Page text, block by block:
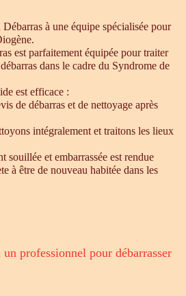
à une équipe spécialisée pour
est parfaitement équipée pour traiter
dans le cadre du Syndrome de
est efficace :
de débarras et de nettoyage après
intégralement et traitons les lieux
souillée et embarrassée est rendue
à être de nouveau habitée dans les
professionnel pour débarrasser